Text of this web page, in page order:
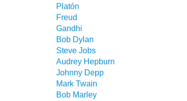
Platón
Freud
Gandhi
Bob Dylan
Steve Jobs
Audrey Hepburn
Johnny Depp
Mark Twain
Bob Marley